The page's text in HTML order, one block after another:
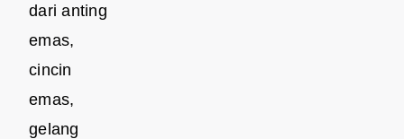
dari anting
emas,
cincin
emas,
gelang